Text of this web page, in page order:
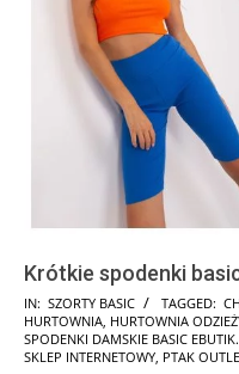
Krótkie spodenki
2025-
01-
27
IN: SZORTY BASIC TAGGED:
HURTOWNIA, HURTOWNIA
SPODENKI DAMSKIE BASIC
SKLEP INTERNETOWY, PTAK